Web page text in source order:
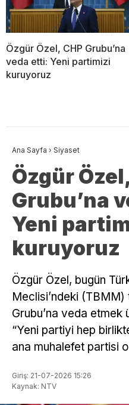
Özgür Özel, CHP Grubu’na
veda etti: Yeni partimizi
kuruyoruz
Ana Sayfa › Siyaset
Özgür
Grubu’na
Yeni
kuruyoruz
Özgür Özel, bugün
Meclisi’ndeki (TBMM)
Grubu’na veda etmek
“Yeni partiyi hep
ana muhalefet partisi
Giriş: 21-07-2026 15:26
Kaynak: NTV